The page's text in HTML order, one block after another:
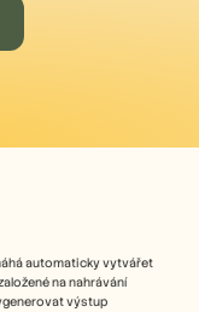
automaticky vytvářet
na nahrávání
výstup